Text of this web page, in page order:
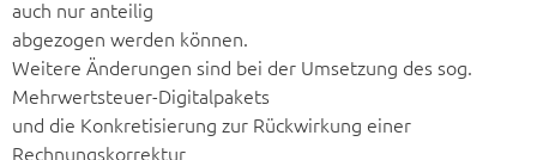
auch nur anteilig
abgezogen werden können.
Weitere Änderungen sind bei der Umsetzung des sog.
Mehrwertsteuer-Digitalpakets
und die Konkretisierung zur Rückwirkung einer
Rechnungskorrektur